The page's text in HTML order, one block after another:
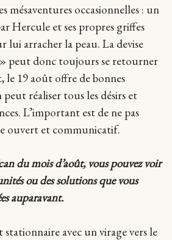
mésaventures occasionnelles : un
Hercule et ses propres griffes
lui arracher la peau. La devise
peut donc toujours se retourner
19 août offre de bonnes
peut réaliser tous les désirs et
L’important est de ne pas
ouvert et communicatif.
du mois d’août, vous pouvez voir
ou des solutions que vous
auparavant.
avec un virage vers le